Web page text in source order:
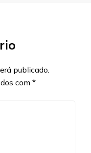
publicado.
com *